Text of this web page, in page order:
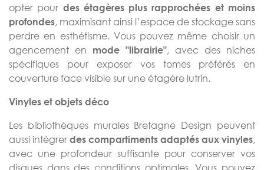
opter pour des étagères plus rapprochées et moins
profondes, maximisant ainsi l’espace de stockage sans
perdre en esthétisme. Vous pouvez même choisir un
agencement en
mode "librairie", avec des niches
spécifiques pour exposer vos tomes préférés en
couverture face visible sur une étagère lutrin.
Vinyles et objets déco
Les bibliothèques murales Bretagne Design peuvent
aussi intégrer des compartiments adaptés aux vinyles,
avec une profondeur suffisante pour conserver vos
disques dans des conditions optimales. Vous pouvez